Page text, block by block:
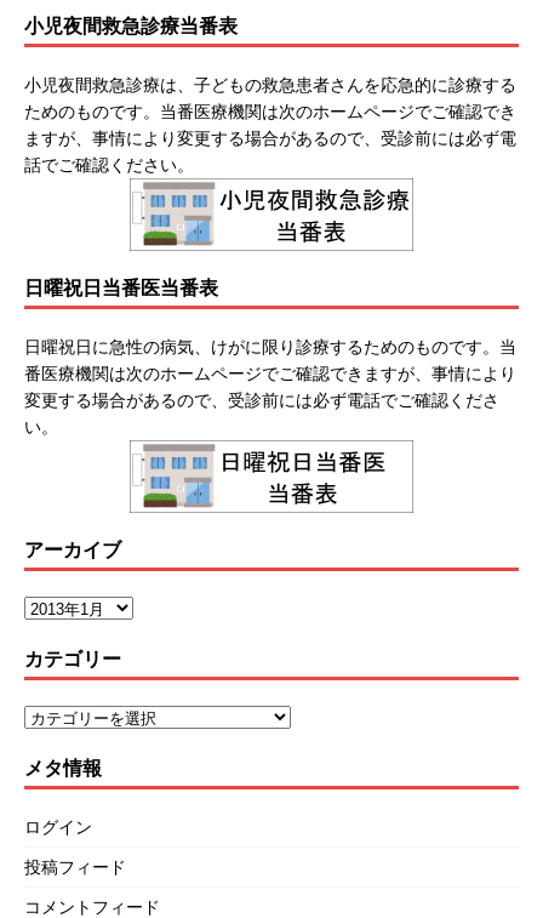
小児夜間救急診療当番表
小児夜間救急診療は、子どもの救急患者さんを応急的に診療する
ためのものです。当番医療機関は次のホームページでご確認でき
ますが、事情により変更する場合があるので、受診前には必ず電
話でご確認ください。
日曜祝日当番医当番表
日曜祝日に急性の病気、けがに限り診療するためのものです。当
番医療機関は次のホームページでご確認できますが、事情により
変更する場合があるので、受診前には必ず電話でご確認くださ
い。
アーカイブ
カテゴリー
メタ情報
ログイン
投稿フィード
コメントフィード